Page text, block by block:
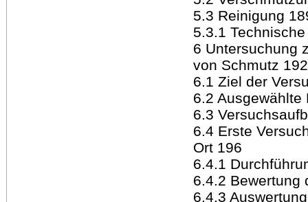
5.3 Reinigung
5.3.1
6 Untersuchung
von Schmutz 192
6.1 Ziel der
6.2 Ausgewählte
6.3
6.4 Erste
Ort 196
6.4.1
6.4.2 Bewertung
6.4.3